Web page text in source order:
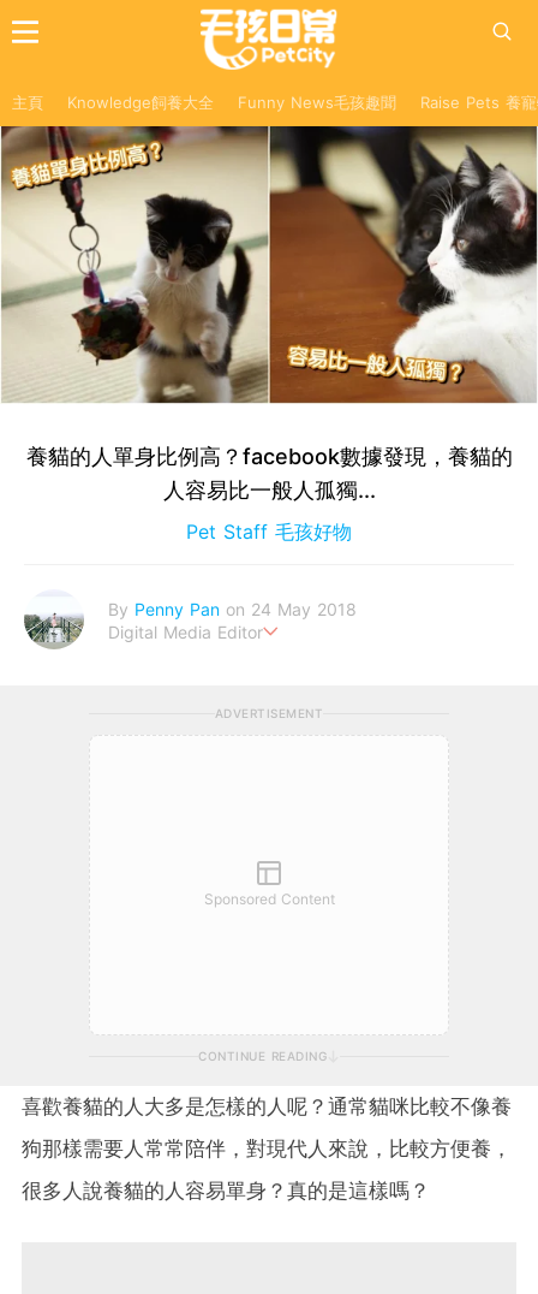
主頁 Knowledge飼養大全 Funny News毛孩趣聞 Raise Pets 養
養貓的人單身比例高？facebook數據發現，養貓的
人容易比一般人孤獨...
Pet Staff 毛孩好物
By Penny Pan on 24 May 2018
Digital Media Editor
ADVERTISEMENT
Sponsored Content
CONTINUE READING
喜歡養貓的人大多是怎樣的人呢？通常貓咪比較不像養
狗那樣需要人常常陪伴，對現代人來說，比較方便養，
很多人說養貓的人容易單身？真的是這樣嗎？